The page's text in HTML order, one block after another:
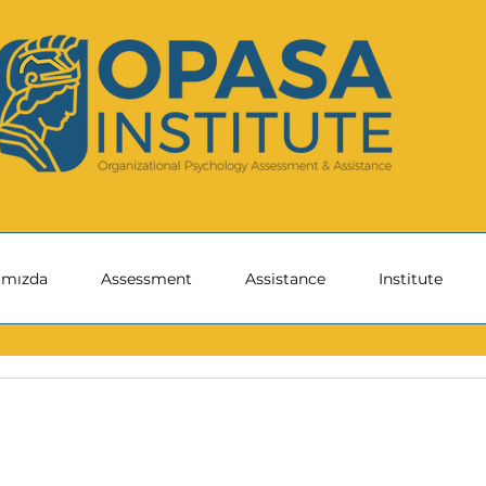
Assessment Assistance Institute